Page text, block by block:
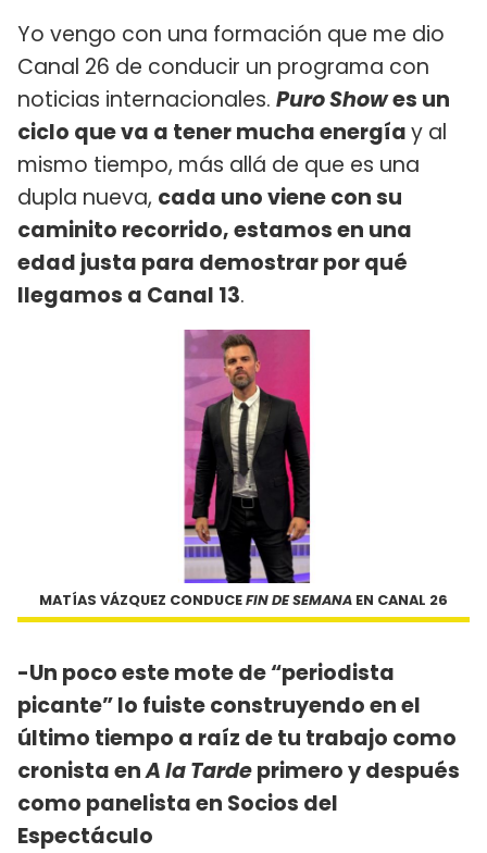
Yo vengo con una formación que me dio
Canal 26 de conducir un programa con
noticias internacionales. Puro Showes un
ciclo que va a tener mucha energíay al
mismo tiempo, más allá de que es una
dupla nueva, cada uno viene con su
caminito recorrido, estamos en una
edad justa para demostrar por qué
llegamos a Canal 13.
MATÍAS VÁZQUEZ CONDUCEFIN DE SEMANA EN CANAL 26
-Un poco este mote de “periodista
picante” lo fuiste construyendo en el
último tiempo a raíz de tu trabajo como
cronista enA la Tardeprimero y después
como panelista en Socios del
Espectáculo